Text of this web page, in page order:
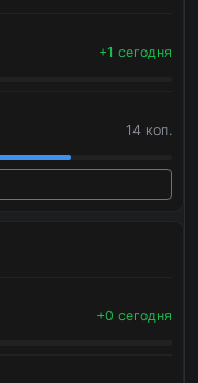
+1 сегодня
14 коп.
+0 сегодня